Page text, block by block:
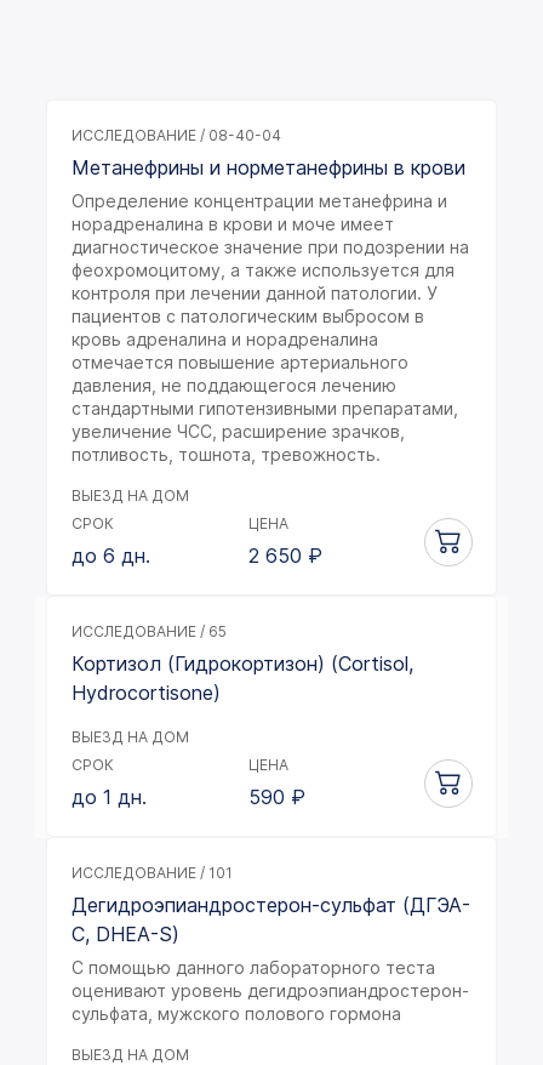
ИССЛЕДОВАНИЕ / 08-40-04
Метанефрины и норметанефрины в крови
Определение концентрации метанефрина и
норадреналина в крови и моче имеет
диагностическое значение при подозрении на
феохромоцитому, а также используется для
контроля при лечении данной патологии. У
пациентов с патологическим выбросом в
кровь адреналина и норадреналина
отмечается повышение артериального
давления, не поддающегося лечению
стандартными гипотензивными препаратами,
увеличение ЧСС, расширение зрачков,
потливость, тошнота, тревожность.
ВЫЕЗД НА ДОМ
СРОК
до 6 дн.
ЦЕНА
2 650 ₽
ИССЛЕДОВАНИЕ / 65
Кортизол (Гидрокортизон) (Cortisol,
Hydrocortisone)
ВЫЕЗД НА ДОМ
СРОК
до 1 дн.
ЦЕНА
590 ₽
ИССЛЕДОВАНИЕ / 101
Дегидроэпиандростерон-сульфат (ДГЭА-
С, DHEA-S)
С помощью данного лабораторного теста
оценивают уровень дегидроэпиандростерон-
сульфата, мужского полового гормона
ВЫЕЗД НА ДОМ